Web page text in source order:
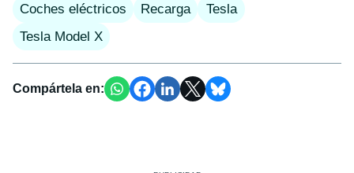
Coches eléctricos
Recarga
Tesla
Tesla Model X
Compártela en: